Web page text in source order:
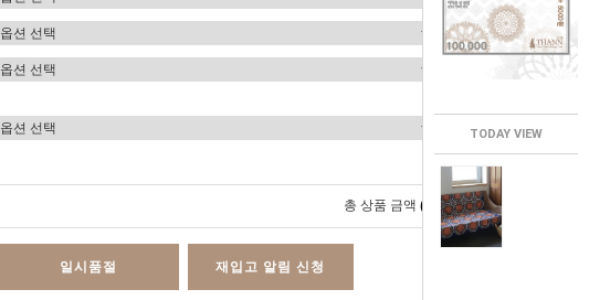
TODAY VIEW
총 상품 금액 0 원
일시품절 재입고 알림 신청